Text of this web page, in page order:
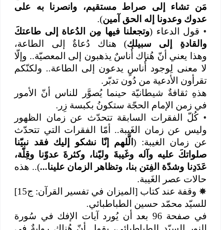
مَن تشاء إلى صراط مستقيم، وانصرنا به على
عدوك وعدونا إله الحق آمين).
• قول الدعاء ( وتجعلنا فيها مِن الدُعاة إلى طاعتكَ
والقادةِ إلى سبيلك) هناك دُعاةٌ إلى الطاعة،
وهذا يعني أنّ هُناك أُناسٌ يذهبون إلى المعصيّة.. وإلّا
لا معنى لِوجود أُناسٍ يدعون إلى الطاعة.. ولكنّكم
تقرأون الأدعية من دُون تدبّر.
هذهِ ثقافةٌ شيطانيّة حينما يُصوَّر للناس أنّ الأمور
في زمن الإمام الحجّة ستكونُ بكبسة زِر.
• كُلّ الفقرات السابقة تتحدّث عن زمان الظهور
وليس عن زمان الغَيبة.. أمّا الفقرات التي تتحدّث
عن زمان الغيبة: ( الَّلهم إنّا نشكو إليك فقد نبيّنا
صلواتكَ عليه وآله وغَيبةَ وليّنا، وكثرةَ عدوّنا وقِلّة،
عَدَدِنا وشدّة الفِتن بنا، وتظاهر الزمان علينا...).. هذه
حالات عصر الغَيبة.
✸
وقفة عند كتاب [الميزان في تفسير القرآن: ج15]
للسيّد محمّد حسين الطباطبائي.
في صفحة 96 بعد أن يُورد آيات الإفك في سُورة